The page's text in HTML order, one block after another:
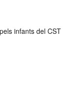
infants del CST